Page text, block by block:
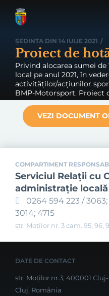
ȘEDINȚA DIN 14 IULIE 2021 /
Proiect de
Privind alocarea sumei
local pe anul 2021, în
activităților/acțiunilor
BMP-Motorsport. Proiect
VEZI DOCUMENT
COMPARTIMENT
Serviciul Relaţii cu
administraţie locală
0264 594 223 /
3014; 4715
str. Moților nr. 3 cam. 95, 96,
DATE DE CONTACT
str. Moților nr.3, 400001
Cluj, România